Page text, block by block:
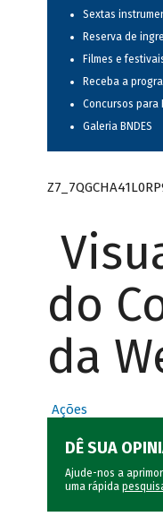
Sextas
Reserva de
Filmes e
Receba a
Concursos para
Galeria BNDES
do
da
Ações
DÊ SUA
Ajude-nos a
uma rápida